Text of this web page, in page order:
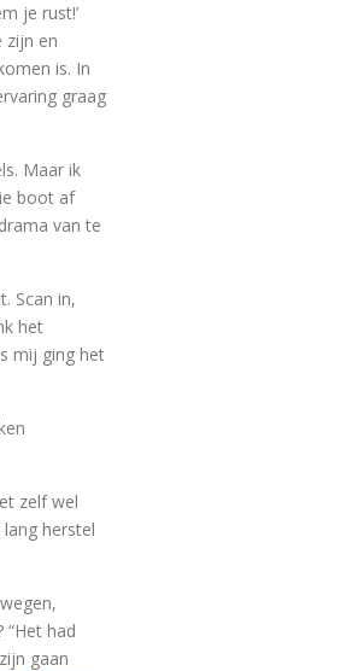
je rust!’
zijn en
is. In
graag
Maar ik
boot af
van te
Scan in,
het
mij ging het
zelf wel
herstel
had
gaan